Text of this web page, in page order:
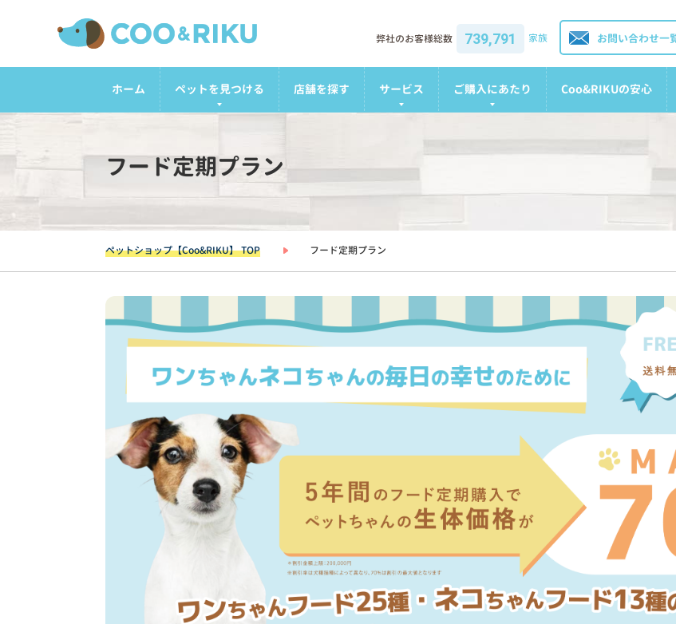
お問い合わせ一
弊社のお客様総数 739,791 家族
ホーム ペットを見つける 店舗を探す サービス ご購入にあたり Coo&RIKUの安心
フード定期プラン
ペットショップ【Coo&RIKU】 TOP フード定期プラン